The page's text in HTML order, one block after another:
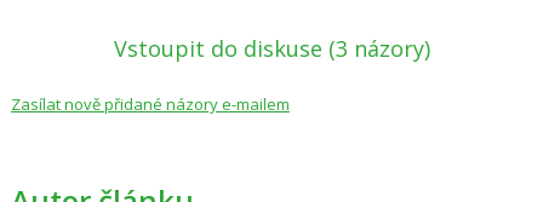
Vstoupit do diskuse (3 názory)
Zasílat nově přidané názory e-mailem